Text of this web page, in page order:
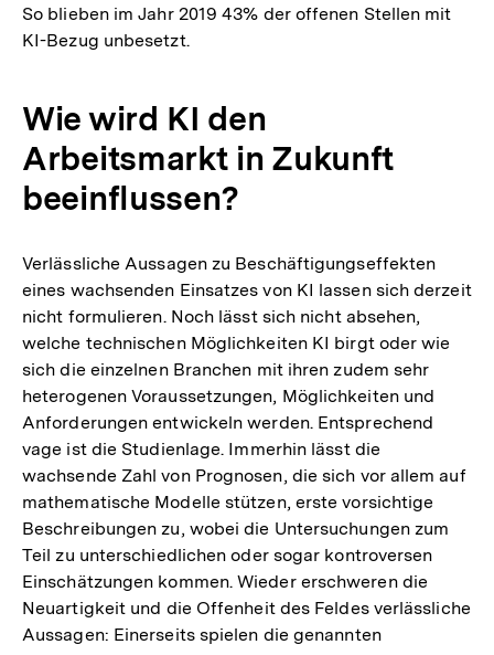
So blieben im Jahr 2019 43% der offenen Stellen mit
KI-Bezug unbesetzt.
Wie wird KI den
Arbeitsmarkt in Zukunft
beeinflussen?
Verlässliche Aussagen zu Beschäftigungseffekten
eines wachsenden Einsatzes von KI lassen sich derzeit
nicht formulieren. Noch lässt sich nicht absehen,
welche technischen Möglichkeiten KI birgt oder wie
sich die einzelnen Branchen mit ihren zudem sehr
heterogenen Voraussetzungen, Möglichkeiten und
Anforderungen entwickeln werden. Entsprechend
vage ist die Studienlage. Immerhin lässt die
wachsende Zahl von Prognosen, die sich vor allem auf
mathematische Modelle stützen, erste vorsichtige
Beschreibungen zu, wobei die Untersuchungen zum
Teil zu unterschiedlichen oder sogar kontroversen
Einschätzungen kommen. Wieder erschweren die
Neuartigkeit und die Offenheit des Feldes verlässliche
Aussagen: Einerseits spielen die genannten